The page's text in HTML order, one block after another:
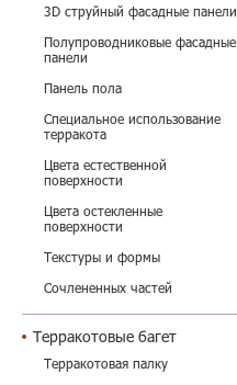
3D струйный фасадные панели
Полупроводниковые фасадные
панели
Панель пола
Специальное использование
терракота
Цвета естественной
поверхности
Цвета остекленные
поверхности
Текстуры и формы
Сочлененных частей
Терракотовые багет
Терракотовая палку